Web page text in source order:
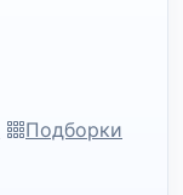
Подборки